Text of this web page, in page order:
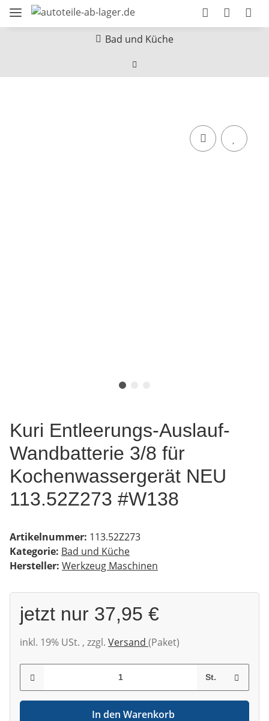
Bad und Küche
Kuri Entleerungs-Auslauf-
Wandbatterie 3/8 für
Kochenwassergerät NEU
113.52Z273 #W138
Artikelnummer: 113.52Z273
Kategorie: Bad und Küche
Hersteller: Werkzeug Maschinen
jetzt nur 37,95 €
inkl. 19% USt. , zzgl. Versand (Paket)
St.
In den Warenkorb